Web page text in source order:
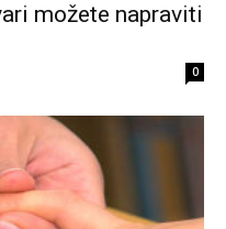
možete napraviti
0